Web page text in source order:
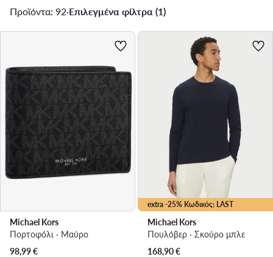
Προϊόντα: 92·Επιλεγμένα φίλτρα (1)
Michael Kors
Πορτοφόλι · Μαύρο
98,99€
extra -25% Κωδικός: LAST
Michael Kors
Πουλόβερ · Σκούρο μπλε
168,90€